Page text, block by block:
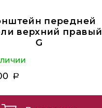
передней
верхний правый
G